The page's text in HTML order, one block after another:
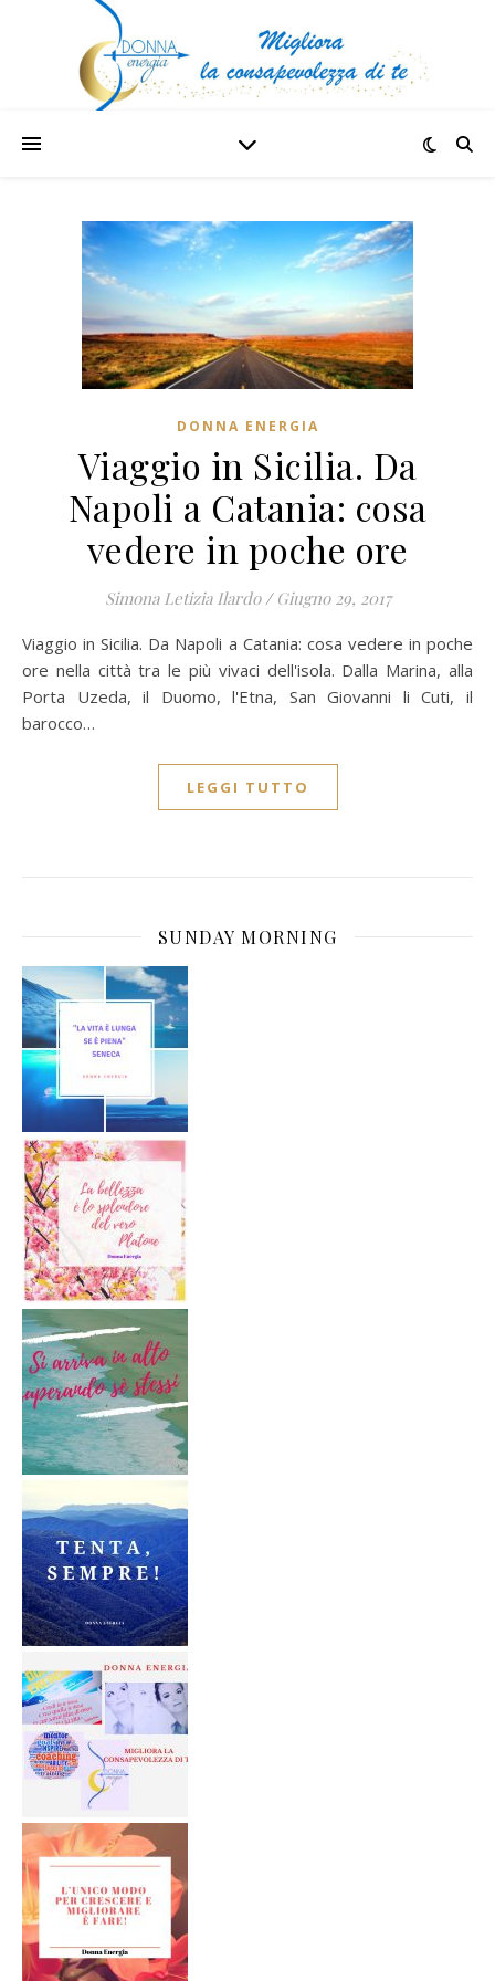
DONNA ENERGIA
Viaggio in Sicilia. Da
Napoli a Catania: cosa
vedere in poche ore
Simona Letizia Ilardo / Giugno 29, 2017
Viaggio in Sicilia. Da Napoli a Catania: cosa vedere in poche
ore nella città tra le più vivaci dell'isola. Dalla Marina, alla
Porta Uzeda, il Duomo, l'Etna, San Giovanni li Cuti, il
barocco…
LEGGI TUTTO
SUNDAY MORNING